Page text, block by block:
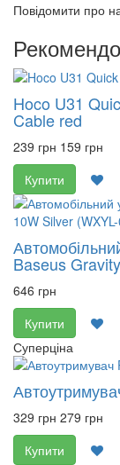
Повідомити про
Hoco U31
Cable red
239 грн 159 грн
Купити
Baseus
646 грн
Купити
Суперціна
329 грн 279 грн
Купити